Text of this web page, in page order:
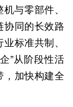
与零部件、
协同的长效路
标准共制、
”从阶段性活
加快构建全